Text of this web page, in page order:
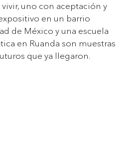
uno con aceptación y
en un barrio
de México y una escuela
en Ruanda son muestras
que ya llegaron.